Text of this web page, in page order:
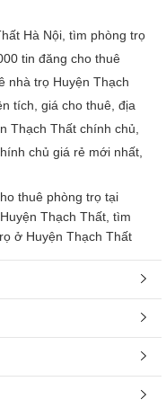
Hà Nội, tìm phòng trọ
tin đăng cho thuê
nhà trọ Huyện Thạch
tích, giá cho thuê, địa
Thạch Thất chính chủ,
chủ giá rẻ mới nhất,
thuê phòng trọ tại
Thạch Thất, tìm
ở Huyện Thạch Thất